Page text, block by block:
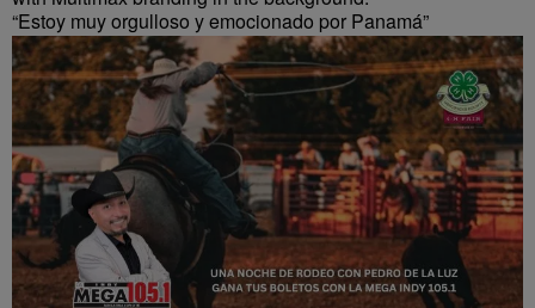
“Estoy muy orgulloso y emocionado por Panamá”